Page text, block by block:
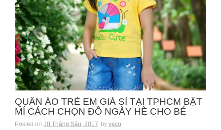
QUẦN ÁO TRẺ EM GIÁ SỈ TẠI TPHCM BẬT
MÍ CÁCH CHỌN ĐỒ NGÀY HÈ CHO BÉ
Posted on 10 Tháng Sáu, 2017 by veco